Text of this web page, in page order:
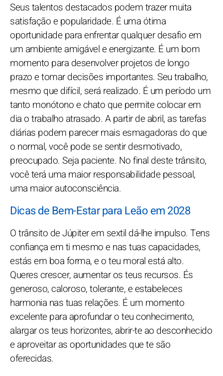
Seus talentos destacados podem trazer muita
satisfação e popularidade. É uma ótima
oportunidade para enfrentar qualquer desafio em
um ambiente amigável e energizante. É um bom
momento para desenvolver projetos de longo
prazo e tomar decisões importantes. Seu trabalho,
mesmo que difícil, será realizado. É um período um
tanto monótono e chato que permite colocar em
dia o trabalho atrasado. A partir de abril, as tarefas
diárias podem parecer mais esmagadoras do que
o normal, você pode se sentir desmotivado,
preocupado. Seja paciente. No final deste trânsito,
você terá uma maior responsabilidade pessoal,
uma maior autoconsciência.
Dicas de Bem-Estar para Leão em 2028
O trânsito de Júpiter em sextil dá-lhe impulso. Tens
confiança em ti mesmo e nas tuas capacidades,
estás em boa forma, e o teu moral está alto.
Queres crescer, aumentar os teus recursos. És
generoso, caloroso, tolerante, e estabeleces
harmonia nas tuas relações. É um momento
excelente para aprofundar o teu conhecimento,
alargar os teus horizontes, abrir-te ao desconhecido
e aproveitar as oportunidades que te são
oferecidas.